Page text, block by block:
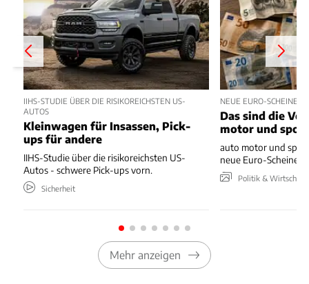
IIHS-STUDIE ÜBER DIE RISIKOREICHSTEN US-
AUTOS
Kleinwagen für Insassen, Pick-
ups für andere
IIHS-Studie über die risikoreichsten US-
Autos - schwere Pick-ups vorn.
Sicherheit
NEUE EURO-SCHEINE
Das sind die
motor und sport
auto motor und
neue Euro-Scheine
Politik & Wirtschaft
Mehr anzeigen